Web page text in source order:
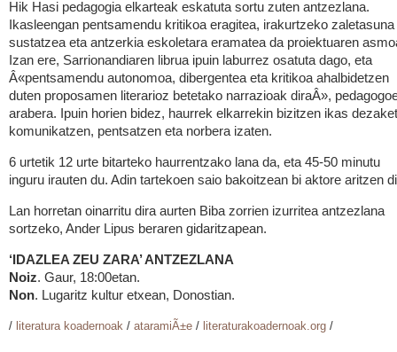
Hik Hasi pedagogia elkarteak eskatuta sortu zuten antzezlana.
Ikasleengan pentsamendu kritikoa eragitea, irakurtzeko zaletasuna
sustatzea eta antzerkia eskoletara eramatea da proiektuaren
Izan ere, Sarrionandiaren librua ipuin laburrez osatuta dago, eta
Â«pentsamendu autonomoa, dibergentea eta kritikoa ahalbidetzen
duten proposamen literarioz betetako narrazioak diraÂ»,
arabera. Ipuin horien bidez, haurrek elkarrekin bizitzen ikas
komunikatzen, pentsatzen eta norbera izaten.
6 urtetik 12 urte bitarteko haurrentzako lana da, eta 45-50 minutu
inguru irauten du. Adin tartekoen saio bakoitzean bi aktore aritzen
Lan horretan oinarritu dira aurten Biba zorrien izurritea antzezlana
sortzeko, Ander Lipus beraren gidaritzapean.
‘IDAZLEA ZEU ZARA’ ANTZEZLANA
Noiz. Gaur, 18:00etan.
Non. Lugaritz kultur etxean, Donostian.
/ literatura koadernoak / ataramiÃ±e / literaturakoadernoak.org /